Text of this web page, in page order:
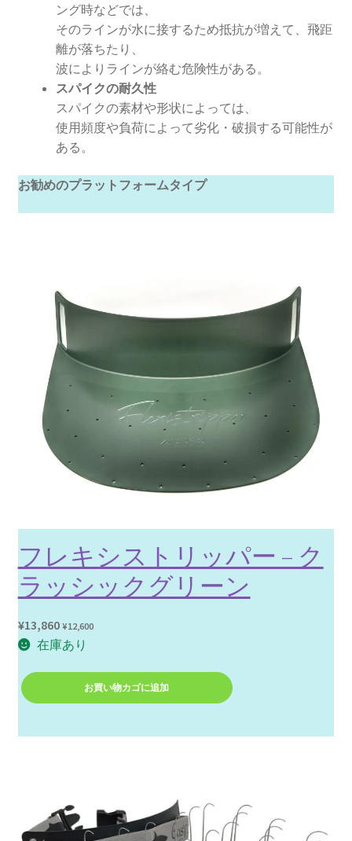
ング時などでは、
そのラインが水に接するため抵抗が増えて、飛距
離が落ちたり、
波によりラインが絡む危険性がある。
スパイクの耐久性
スパイクの素材や形状によっては、
使用頻度や負荷によって劣化・破損する可能性が
ある。
お勧めのプラットフォームタイプ
フレキシストリッパー – ク
ラッシックグリーン
¥13,860 ¥12,600
在庫あり
フ
レ
シ
お買い物カゴに追加